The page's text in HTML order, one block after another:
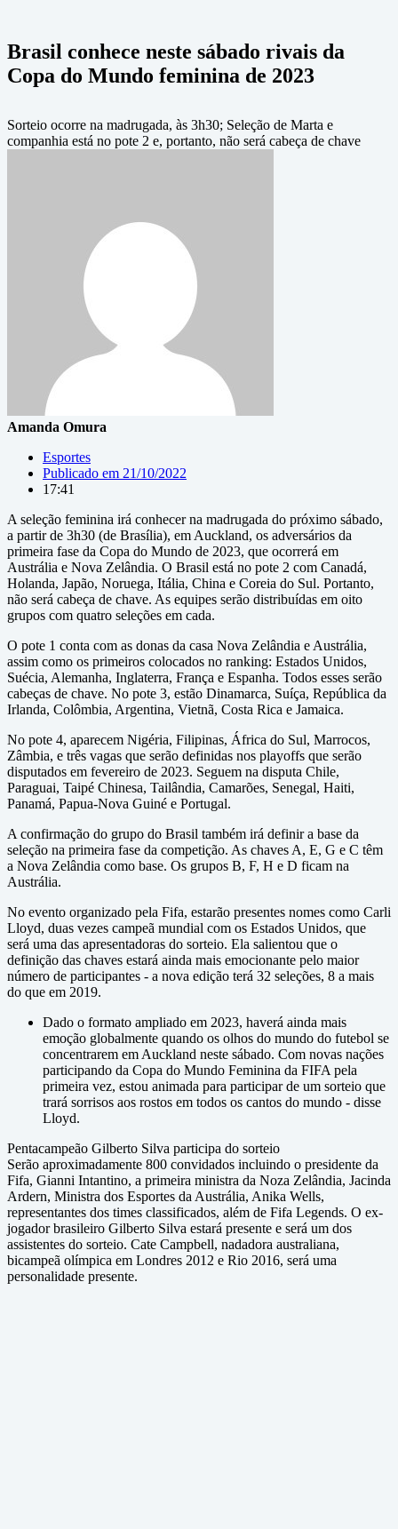
Brasil conhece neste sábado rivais da
Copa do Mundo feminina de 2023
Sorteio ocorre na madrugada, às 3h30; Seleção de Marta e
companhia está no pote 2 e, portanto, não será cabeça de chave
Amanda Omura
Esportes
Publicado em 21/10/2022
17:41
A seleção feminina irá conhecer na madrugada do próximo sábado,
a partir de 3h30 (de Brasília), em Auckland, os adversários da
primeira fase da Copa do Mundo de 2023, que ocorrerá em
Austrália e Nova Zelândia. O Brasil está no pote 2 com Canadá,
Holanda, Japão, Noruega, Itália, China e Coreia do Sul. Portanto,
não será cabeça de chave. As equipes serão distribuídas em oito
grupos com quatro seleções em cada.
O pote 1 conta com as donas da casa Nova Zelândia e Austrália,
assim como os primeiros colocados no ranking: Estados Unidos,
Suécia, Alemanha, Inglaterra, França e Espanha. Todos esses serão
cabeças de chave. No pote 3, estão Dinamarca, Suíça, República da
Irlanda, Colômbia, Argentina, Vietnã, Costa Rica e Jamaica.
No pote 4, aparecem Nigéria, Filipinas, África do Sul, Marrocos,
Zâmbia, e três vagas que serão definidas nos playoffs que serão
disputados em fevereiro de 2023. Seguem na disputa Chile,
Paraguai, Taipé Chinesa, Tailândia, Camarões, Senegal, Haiti,
Panamá, Papua-Nova Guiné e Portugal.
A confirmação do grupo do Brasil também irá definir a base da
seleção na primeira fase da competição. As chaves A, E, G e C têm
a Nova Zelândia como base. Os grupos B, F, H e D ficam na
Austrália.
No evento organizado pela Fifa, estarão presentes nomes como Carli
Lloyd, duas vezes campeã mundial com os Estados Unidos, que
será uma das apresentadoras do sorteio. Ela salientou que o
definição das chaves estará ainda mais emocionante pelo maior
número de participantes - a nova edição terá 32 seleções, 8 a mais
do que em 2019.
Dado o formato ampliado em 2023, haverá ainda mais
emoção globalmente quando os olhos do mundo do futebol se
concentrarem em Auckland neste sábado. Com novas nações
participando da Copa do Mundo Feminina da FIFA pela
primeira vez, estou animada para participar de um sorteio que
trará sorrisos aos rostos em todos os cantos do mundo - disse
Lloyd.
Pentacampeão Gilberto Silva participa do sorteio
Serão aproximadamente 800 convidados incluindo o presidente da
Fifa, Gianni Intantino, a primeira ministra da Noza Zelândia, Jacinda
Ardern, Ministra dos Esportes da Austrália, Anika Wells,
representantes dos times classificados, além de Fifa Legends. O ex-
jogador brasileiro Gilberto Silva estará presente e será um dos
assistentes do sorteio. Cate Campbell, nadadora australiana,
bicampeã olímpica em Londres 2012 e Rio 2016, será uma
personalidade presente.